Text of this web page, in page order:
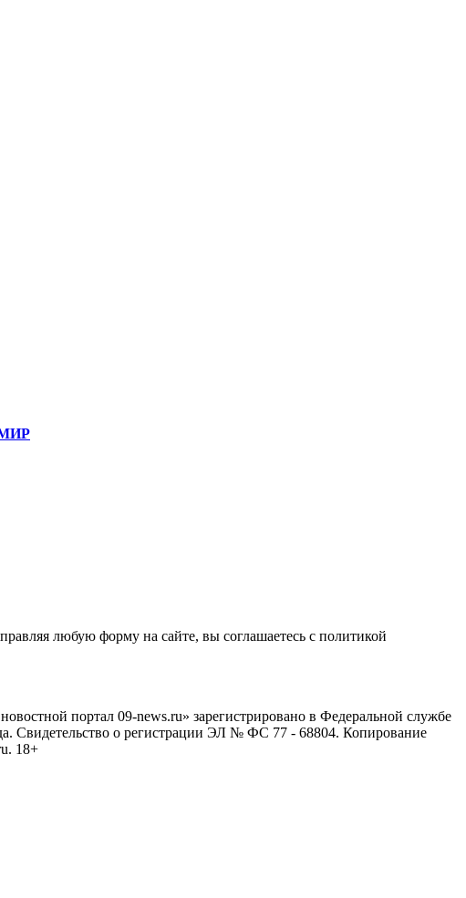
любую форму на сайте, вы соглашаетесь с политикой
портал 09-news.ru» зарегистрировано в Федеральной службе
Свидетельство о регистрации ЭЛ № ФС 77 - 68804. Копирование
18+